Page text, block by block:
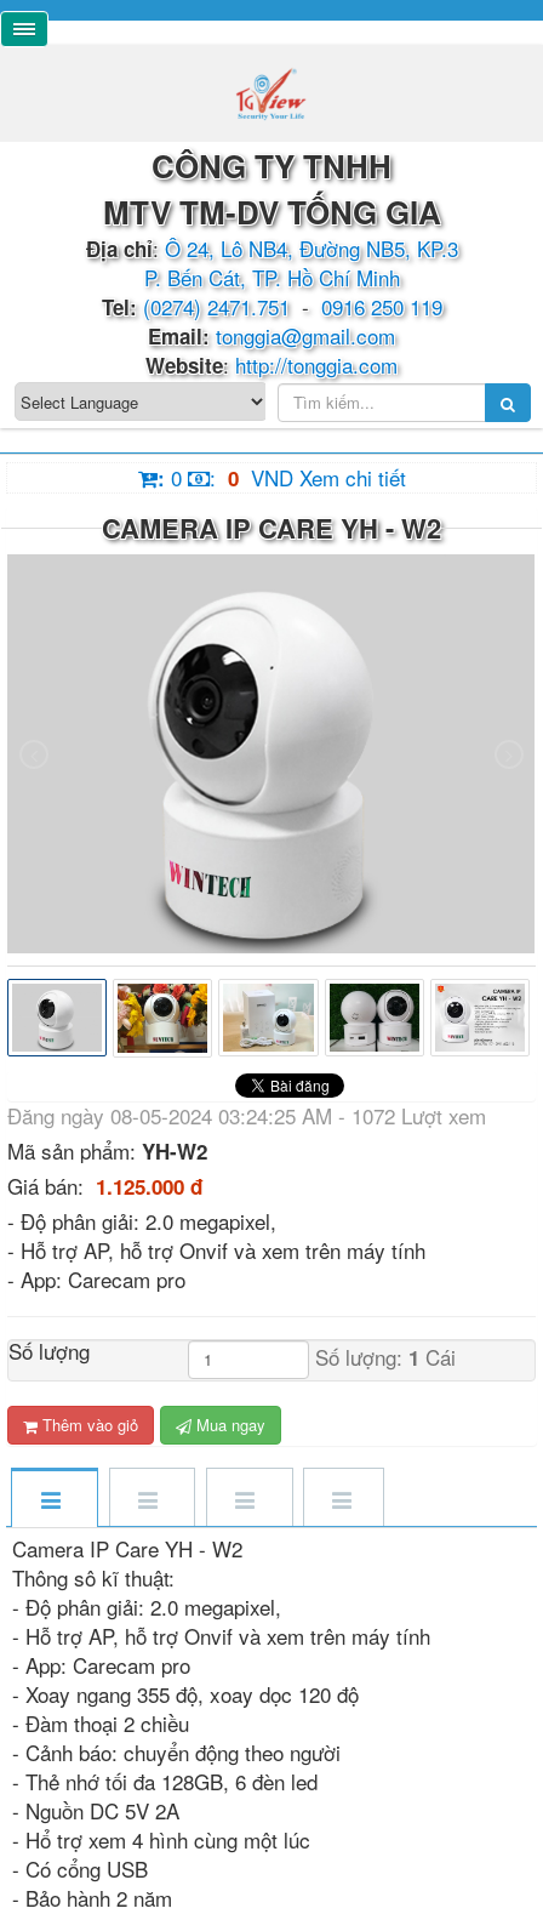
CÔNG TY TNHH
MTV TM-DV TỐNG GIA
Địa chỉ: Ô 24, Lô NB4, Đường NB5, KP.3
P. Bến Cát, TP. Hồ Chí Minh
​​​​Tel: (0274) 2471.751- 0916 250 119
Email:tonggia@gmail.com
Website: http://tonggia.com
: 0 : 0 VND Xem chi tiết
CAMERA IP CARE YH - W2
Đăng ngày 08-05-2024 03:24:25 AM - 1072 Lượt xem
Mã sản phẩm: YH-W2
Giá bán: 1.125.000 đ
- Độ phân giải: 2.0 megapixel,
- Hỗ trợ AP, hỗ trợ Onvif và xem trên máy tính
- App: Carecam pro
Số lượng Số lượng: 1 Cái
Thêm vào giỏ Mua ngay
Camera IP Care YH - W2
Thông sô kĩ thuật:
- Độ phân giải: 2.0 megapixel,
- Hỗ trợ AP, hỗ trợ Onvif và xem trên máy tính
- App: Carecam pro
- Xoay ngang 355 độ, xoay dọc 120 độ
- Đàm thoại 2 chiều
- Cảnh báo: chuyển động theo người
- Thẻ nhớ tối đa 128GB, 6 đèn led
- Nguồn DC 5V 2A
- Hổ trợ xem 4 hình cùng một lúc
- Có cổng USB
- Bảo hành 2 năm